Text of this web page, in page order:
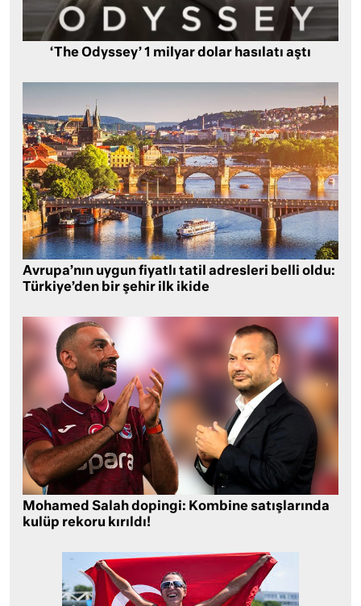
‘The Odyssey’ 1 milyar dolar hasılatı aştı
Avrupa’nın uygun fiyatlı tatil adresleri belli oldu:
Türkiye’den bir şehir ilk ikide
Mohamed Salah dopingi: Kombine satışlarında
kulüp rekoru kırıldı!